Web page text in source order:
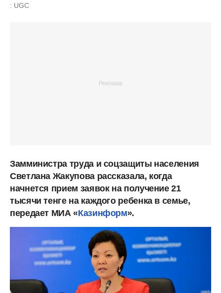
: UGC
Замминистра труда и соцзащиты населения
Светлана Жакупова рассказала, когда
начнется прием заявок на получение 21
тысячи тенге на каждого ребенка в семье,
передает МИА «Казинформ».